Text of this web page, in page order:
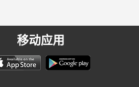
移动应用